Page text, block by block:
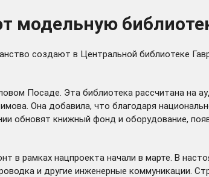
модельную
создают в Центральной библиотеке
Посаде. Эта библиотека рассчитана на
Она добавила, что благодаря
обновят книжный фонд и оборудование,
в рамках нацпроекта начали в марте. В
и другие инженерные коммуникации.